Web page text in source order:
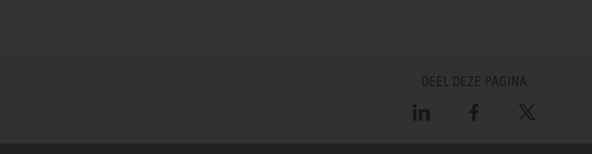
DEEL DEZE PAGINA
LinkedIn Facebook X